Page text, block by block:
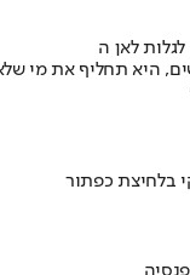
בלחיצת כפתור